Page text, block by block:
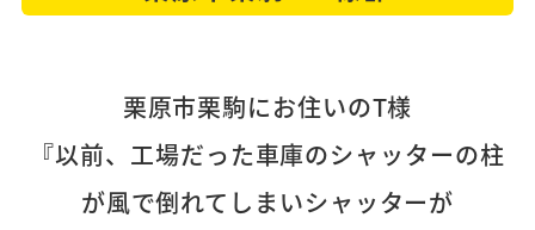
栗原市栗駒にお住いのT様
『以前、工場だった車庫のシャッターの柱
が風で倒れてしまいシャッターが